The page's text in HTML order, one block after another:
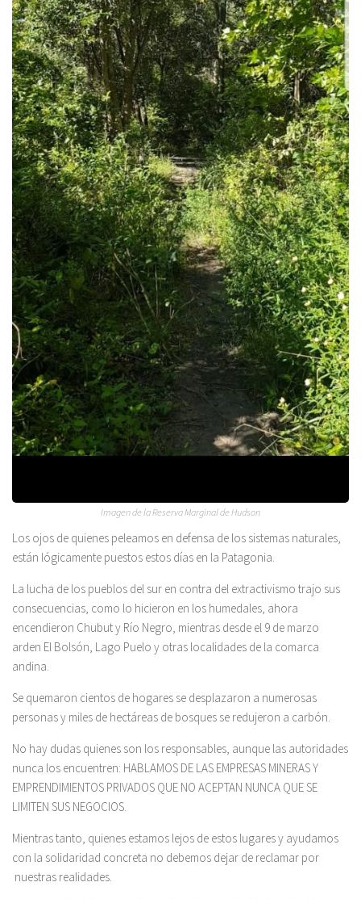
Imagen de la Reserva Marginal de Hudson
Los ojos de quienes peleamos en defensa de los sistemas naturales,
están lógicamente puestos estos días en la Patagonia.
La lucha de los pueblos del sur en contra del extractivismo trajo sus
consecuencias, como lo hicieron en los humedales, ahora
encendieron Chubut y Río Negro, mientras desde el 9 de marzo
arden El Bolsón, Lago Puelo y otras localidades de la comarca
andina.
Se quemaron cientos de hogares se desplazaron a numerosas
personas y miles de hectáreas de bosques se redujeron a carbón.
No hay dudas quienes son los responsables, aunque las autoridades
nunca los encuentren: HABLAMOS DE LAS EMPRESAS MINERAS Y
EMPRENDIMIENTOS PRIVADOS QUE NO ACEPTAN NUNCA QUE SE
LIMITEN SUS NEGOCIOS.
Mientras tanto, quienes estamos lejos de estos lugares y ayudamos
con la solidaridad concreta no debemos dejar de reclamar por
nuestras realidades.